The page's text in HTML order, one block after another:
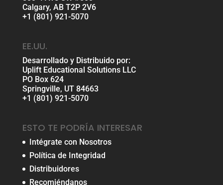
Calgary, AB T2P 2V6
+1 (801) 921-5070
EE.UU.
Desarrollado y Distribuido por:
Uplift Educational Solutions LLC
PO Box 624
Springville, UT 84663
+1 (801) 921-5070
ESTO TE PODRÍA INTERESAR
Intégrate con Nosotros
Política de Integridad
Distribuidores
Recomiéndanos